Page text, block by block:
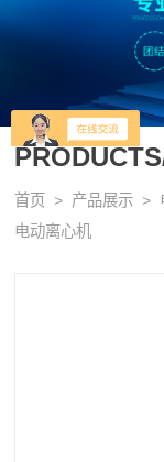
首页 > 产品展示 >
电动离心机